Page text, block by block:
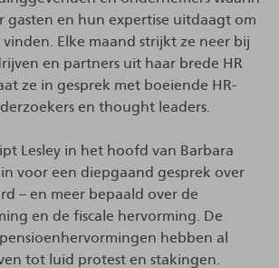
gasten en hun expertise uitdaagt om
Elke maand strijkt ze neer bij
en partners uit haar brede HR
ze in gesprek met boeiende HR-
en thought leaders.
Lesley in het hoofd van Barbara
voor een diepgaand gesprek over
– en meer bepaald over de
en de fiscale hervorming. De
hebben al
tot luid protest en stakingen.